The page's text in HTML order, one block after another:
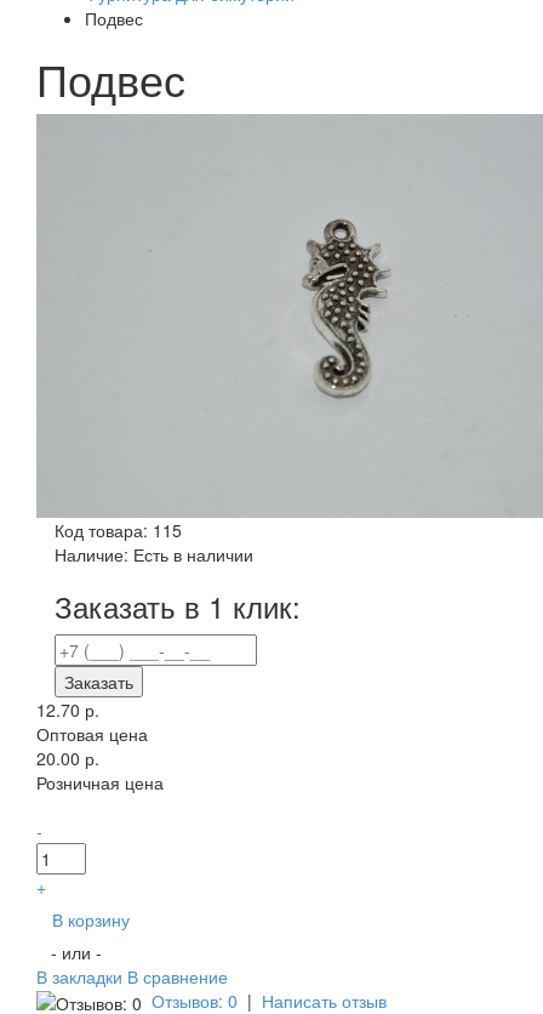
Подвес
Подвес
Код товара: 115
Наличие: Есть в наличии
Заказать в 1 клик:
Заказать
12.70 р.
Оптовая цена
20.00 р.
Розничная цена
-
+
В корзину
- или -
В закладки В сравнение
Отзывов: 0 | Написать отзыв